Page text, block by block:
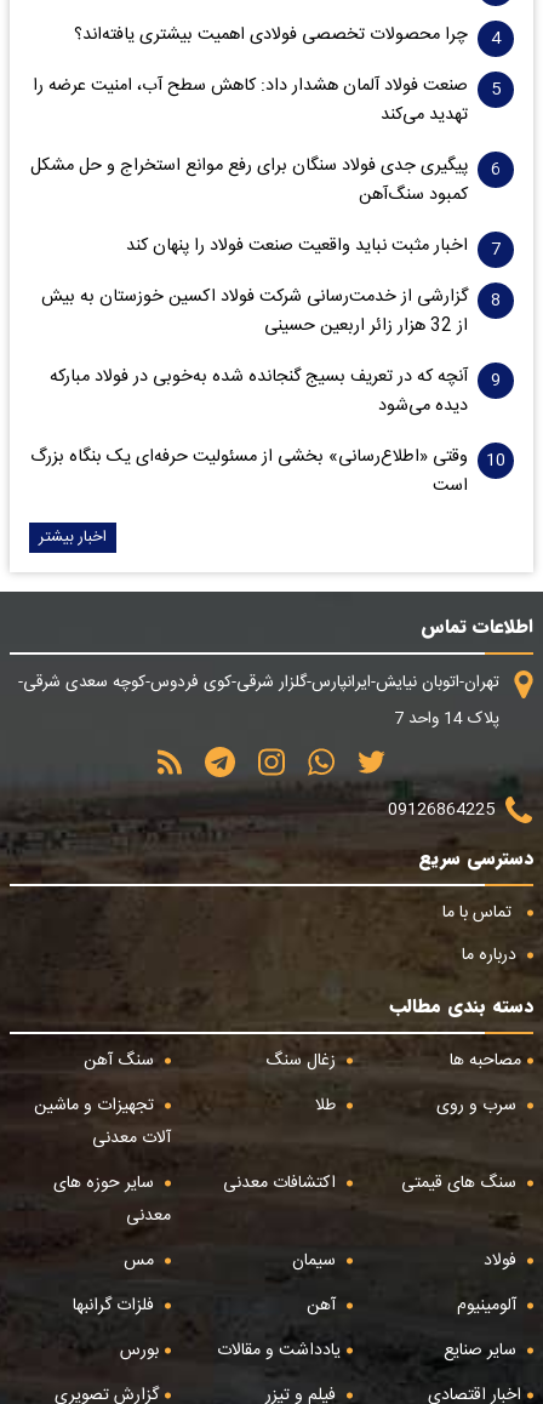
چرا محصولات تخصصی فولادی اهمیت بیشتری یافته‌اند؟
صنعت فولاد آلمان هشدار داد: کاهش سطح آب، امنیت عرضه را
تهدید می‌کند
پیگیری جدی فولاد سنگان برای رفع موانع استخراج و حل مشکل
کمبود سنگ‌آهن
اخبار مثبت نباید واقعیت صنعت فولاد را پنهان کند
گزارشی از خدمت‌رسانی شرکت فولاد اکسین خوزستان به بیش
از 32 هزار زائر اربعین حسینی
آنچه که در تعریف بسیج گنجانده شده به‌خوبی در فولاد مبارکه
دیده می‌شود
وقتی «اطلاع‌رسانی» بخشی از مسئولیت حرفه‌ای یک بنگاه بزرگ
است
اخبار بیشتر
اطلاعات تماس
تهران-اتوبان نیایش-ایرانپارس-گلزار شرقی-کوی فردوس-کوچه سعدی شرقی-
پلاک 14 واحد 7
09126864225
دسترسی سریع
تماس با ما
درباره ما
دسته بندی مطالب
مصاحبه ها
زغال سنگ
سنگ آهن
سرب و روی
طلا
تجهیزات و ماشین
آلات معدنی
سنگ های قیمتی
اکتشافات معدنی
سایر حوزه های
معدنی
فولاد
سیمان
مس
آلومینیوم
آهن
فلزات گرانبها
سایر صنایع
یادداشت و مقالات
بورس
اخبار اقتصادی
فیلم و تیزر گزارش تصویری